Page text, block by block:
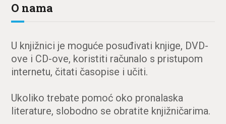
O nama
U knjižnici je moguće posuđivati knjige, DVD-
ove i CD-ove, koristiti računalo s pristupom
internetu, čitati časopise i učiti.
Ukoliko trebate pomoć oko pronalaska
literature, slobodno se obratite knjižničarima.